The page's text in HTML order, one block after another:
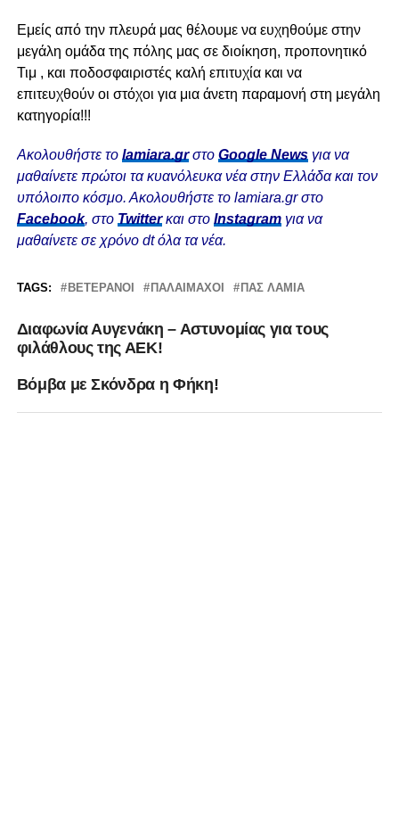
Εμείς από την πλευρά μας θέλουμε να ευχηθούμε στην
μεγάλη ομάδα της πόλης μας σε διοίκηση, προπονητικό
Τιμ , και ποδοσφαιριστές καλή επιτυχία και να
επιτευχθούν οι στόχοι για μια άνετη παραμονή στη μεγάλη
κατηγορία!!!
Ακολουθήστε το lamiara.grστο Google Newsγια να
μαθαίνετε πρώτοι τα κυανόλευκα νέα στην Ελλάδα και τον
υπόλοιπο κόσμο. Ακολουθήστε το lamiara.gr στο
Facebook, στο Twitterκαι στο Instagram για να
μαθαίνετε σε χρόνο dt όλα τα νέα.
TAGS: ΒΕΤΕΡΆΝΟΙ ΠΑΛΑΊΜΑΧΟΙ ΠΑΣ ΛΑΜΙΑ
Διαφωνία Αυγενάκη – Αστυνομίας για τους
φιλάθλους της ΑΕΚ!
Βόμβα με Σκόνδρα η Φήκη!